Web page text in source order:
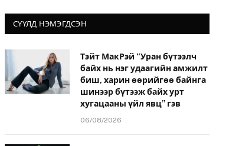
СҮҮЛД НЭМЭГДСЭН
Тэйт МакРэй “Уран бүтээлч
байх нь нэг удаагийн амжилт
биш, харин өөрийгөө байнга
шинээр бүтээж байх урт
хугацааны үйл явц” гэв
06/08/2026